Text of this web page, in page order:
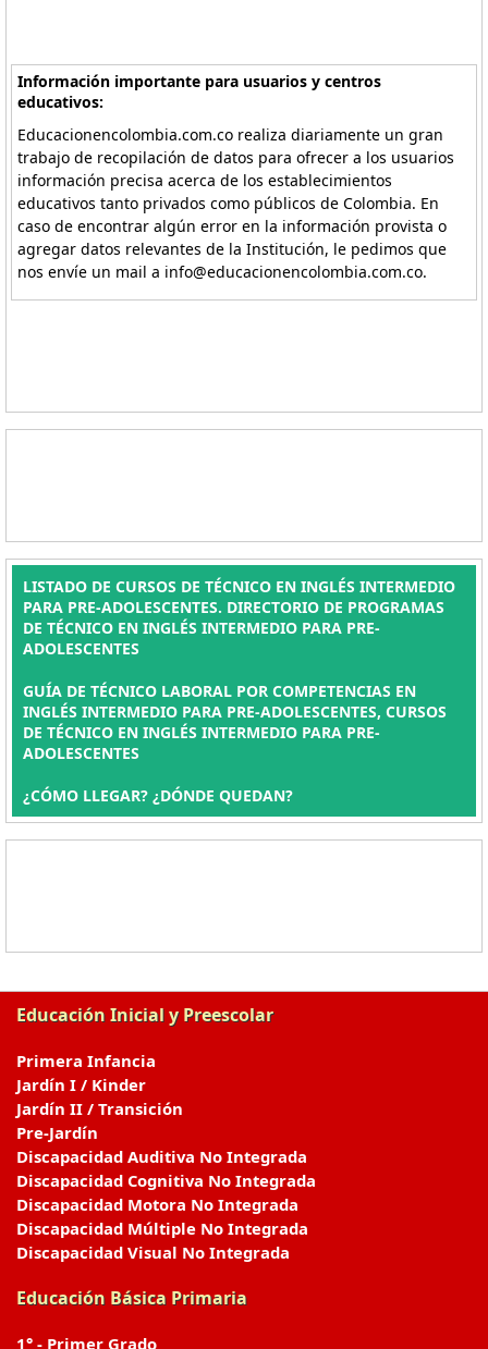
Información importante para usuarios y centros
educativos:
Educacionencolombia.com.co realiza diariamente un gran
trabajo de recopilación de datos para ofrecer a los usuarios
información precisa acerca de los establecimientos
educativos tanto privados como públicos de Colombia. En
caso de encontrar algún error en la información provista o
agregar datos relevantes de la Institución, le pedimos que
nos envíe un mail a info@educacionencolombia.com.co.
LISTADO DE CURSOS DE TÉCNICO EN INGLÉS INTERMEDIO
PARA PRE-ADOLESCENTES. DIRECTORIO DE PROGRAMAS
DE TÉCNICO EN INGLÉS INTERMEDIO PARA PRE-
ADOLESCENTES
GUÍA DE TÉCNICO LABORAL POR COMPETENCIAS EN
INGLÉS INTERMEDIO PARA PRE-ADOLESCENTES, CURSOS
DE TÉCNICO EN INGLÉS INTERMEDIO PARA PRE-
ADOLESCENTES
¿CÓMO LLEGAR? ¿DÓNDE QUEDAN?
Educación Inicial y Preescolar
Primera Infancia
Jardín I / Kinder
Jardín II / Transición
Pre-Jardín
Discapacidad Auditiva No Integrada
Discapacidad Cognitiva No Integrada
Discapacidad Motora No Integrada
Discapacidad Múltiple No Integrada
Discapacidad Visual No Integrada
Educación Básica Primaria
1° - Primer Grado